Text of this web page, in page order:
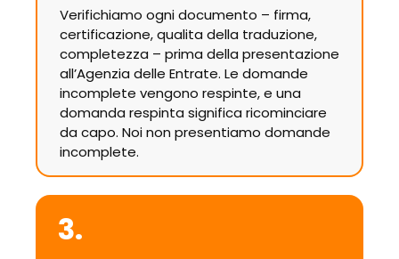
Verifichiamo ogni documento – firma,
certificazione, qualita della traduzione,
completezza – prima della presentazione
all’Agenzia delle Entrate. Le domande
incomplete vengono respinte, e una
domanda respinta significa ricominciare
da capo. Noi non presentiamo domande
incomplete.
3.